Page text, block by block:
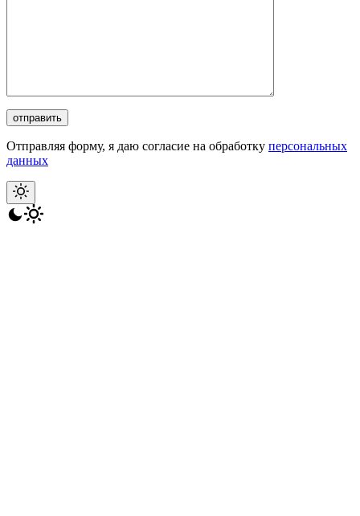
Отправляя форму, я даю согласие на обработку персональных
данных